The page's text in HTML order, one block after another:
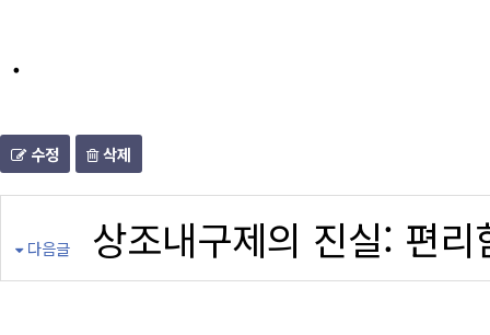
.
수정 삭제
다음글 상조내구제의 진실: 편